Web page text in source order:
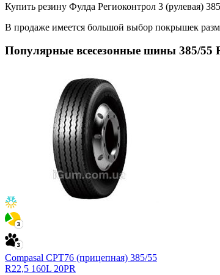
Купить резину Фулда Региоконтрол 3 (рулевая)
В продаже имеется большой выбор покрышек
Популярные всесезонные шины 385/55
Compasal CPT76 (прицепная) 385/55
R22,5 160L 20PR